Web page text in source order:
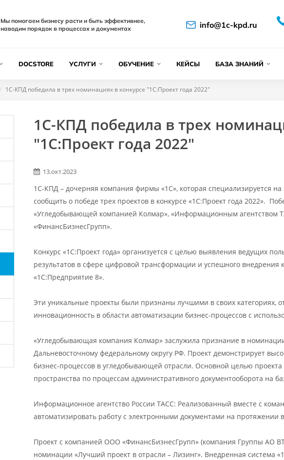
Мы помогаем бизнесу расти и быть эффективнее,
наводим порядок в процессах и документах
info@1c-kpd.ru
DOCSTORE УСЛУГИ ОБУЧЕНИЕ КЕЙСЫ БАЗА ЗНАНИЙ
1С-КПД победила в трех номинациях в конкурсе "1С:Проект года 2022"
1С-КПД победила в трех
"1С:Проект года 2022"
13.окт.2023
1С-КПД – дочерняя компания фирмы «1С», которая специализируется
сообщить о победе трех проектов в конкурсе «1С:Проект года 2022».
«Угледобывающей компанией Колмар», «Информационным
«ФинансБизнесГрупп».
Конкурс «1С:Проект года» организуется с целью выявления ведущих
результатов в сфере цифровой трансформации и успешного внедрения
«1С:Предприятие 8».
Эти уникальные проекты были признаны лучшими в своих категориях,
инновационность в области автоматизации бизнес-процессов с
«Угледобывающая компания Колмар» заслужила признание в
Дальневосточному федеральному округу РФ. Проект демонстрирует
бизнес-процессов в угледобывающей отрасли. Основной целью
пространства по процессам административного документооборота на
Информационное агентство России ТАСС: Реализованный вместе с
автоматизировать работу с электронными документами на протяжении
Проект с компанией ООО «ФинансБизнесГрупп» (компания Группы АО
номинации «Лучший проект в отрасли – Лизинг». Внедренная система